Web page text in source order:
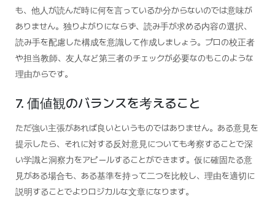
も、他人が読んだ時に何を言っているか分からないのでは意味が
ありません。独りよがりにならず、読み手が求める内容の選択、
読み手を配慮した構成を意識して作成しましょう。プロの校正者
や担当教師、友人など第三者のチェックが必要なのもこのような
理由からです。
7. 価値観のバランスを考えること
ただ強い主張があれば良いというものではありません。ある意見を
提示したら、それに対する反対意見についても考察することで深
い学識と洞察力をアピールすることができます。仮に確固たる意
見がある場合も、ある基準を持って二つを比較し、理由を適切に
説明することでよりロジカルな文章になります。